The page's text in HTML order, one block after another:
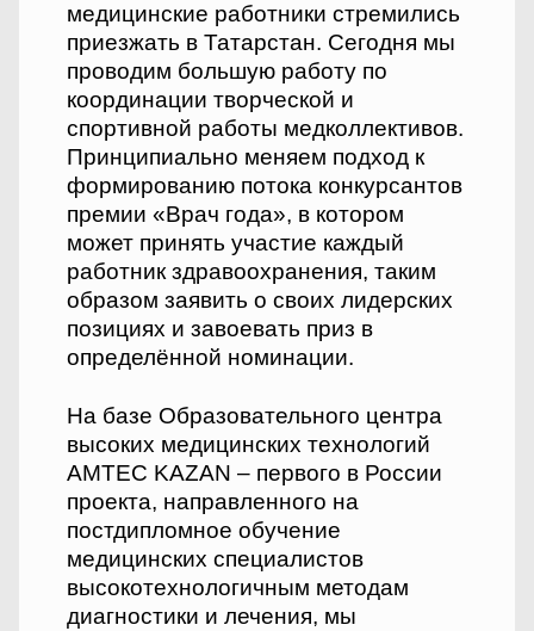
медицинские работники стремились
приезжать в Татарстан. Сегодня мы
проводим большую работу по
координации творческой и
спортивной работы медколлективов.
Принципиально меняем подход к
формированию потока конкурсантов
премии «Врач года», в котором
может принять участие каждый
работник здравоохранения, таким
образом заявить о своих лидерских
позициях и завоевать приз в
определённой номинации.
На базе Образовательного центра
высоких медицинских технологий
AMTEC KAZAN – первого в России
проекта, направленного на
постдипломное обучение
медицинских специалистов
высокотехнологичным методам
диагностики и лечения, мы